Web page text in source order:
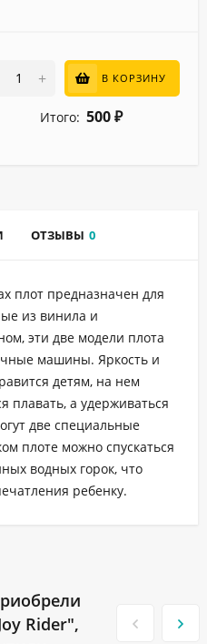
+ В КОРЗИНУ
Итого: 500 ₽
ОТЗЫВЫ 0
плот предназначен для
из винила и
эти две модели плота
машины. Яркость и
детям, на нем
плавать, а удерживаться
две специальные
плоте можно спускаться
водных горок, что
ребенку.
Rider",